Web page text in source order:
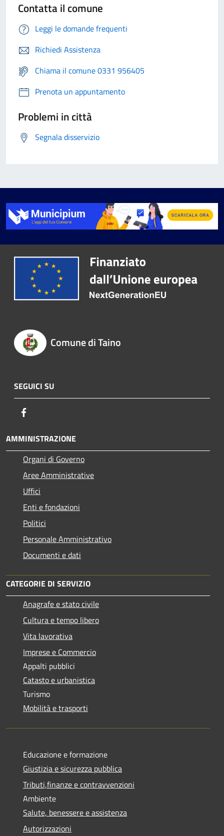
Contatta il comune
Leggi le domande frequenti
Richiedi Assistenza
Chiama il comune 0331 956405
Prenota un appuntamento
Problemi in città
Segnala disservizio
Comune di Taino
SEGUICI SU
AMMINISTRAZIONE
Organi di Governo
Aree Amministrative
Uffici
Enti e fondazioni
Politici
Personale Amministrativo
Documenti e dati
CATEGORIE DI SERVIZIO
Anagrafe e stato civile
Cultura e tempo libero
Vita lavorativa
Imprese e Commercio
Appalti pubblici
Catasto e urbanistica
Turismo
Mobilità e trasporti
Educazione e formazione
Giustizia e sicurezza pubblica
Tributi,finanze e contravvenzioni
Ambiente
Salute, benessere e assistenza
Autorizzazioni